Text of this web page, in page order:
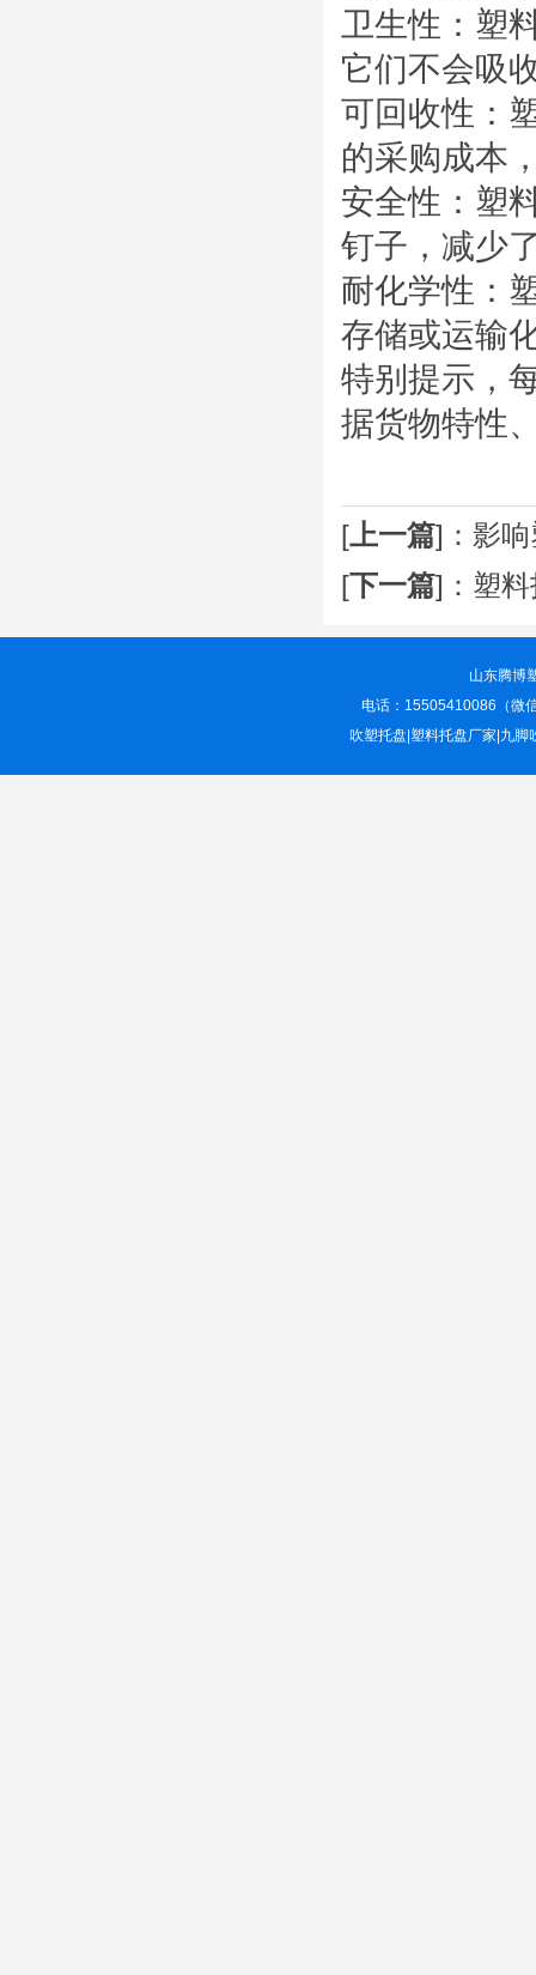
卫生性：塑
它们不会吸
可回收性：
的采购成本
安全性：塑
钉子，减少
耐化学性：
存储或运输
特别提示，
据货物特性
[上一篇]： 影
[下一篇]： 塑
山东腾博
电话：15505410086（微
吹塑托盘|塑料托盘厂家|九脚